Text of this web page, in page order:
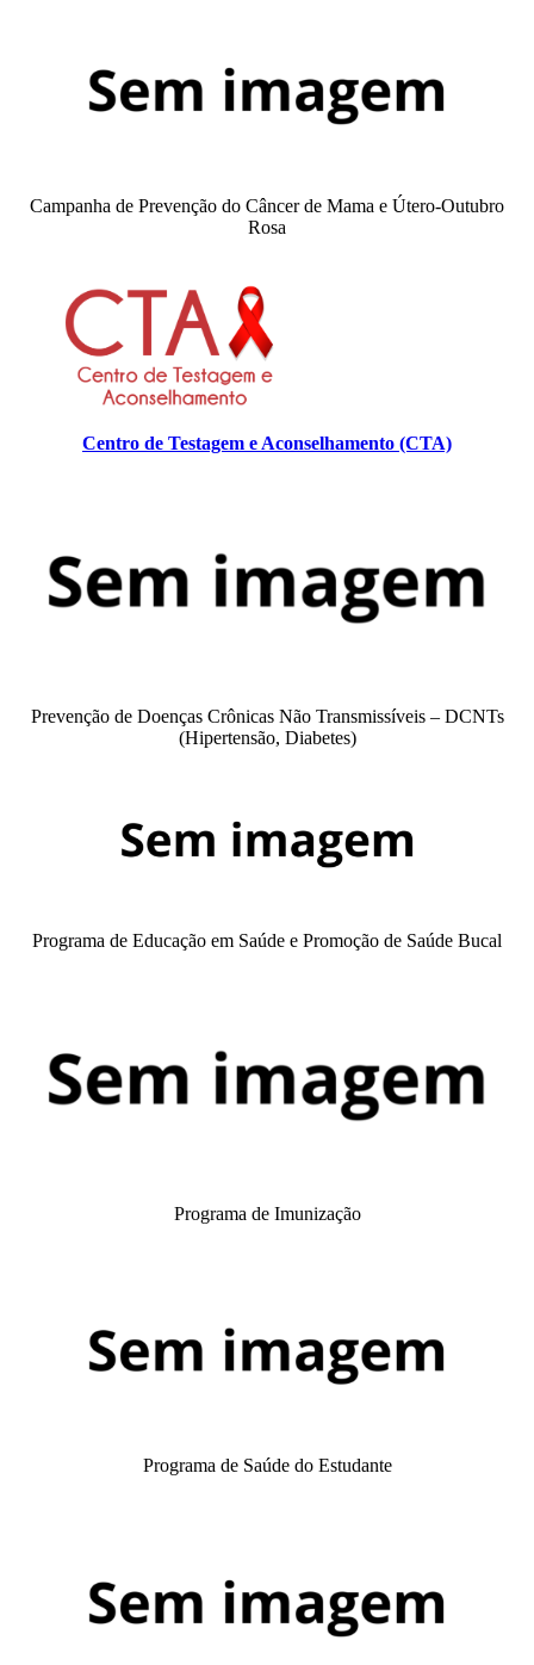
Campanha de Prevenção do Câncer de Mama e Útero-Outubro
Rosa
Centro de Testagem e Aconselhamento (CTA)
Prevenção de Doenças Crônicas Não Transmissíveis – DCNTs
(Hipertensão, Diabetes)
Programa de Educação em Saúde e Promoção de Saúde Bucal
Programa de Imunização
Programa de Saúde do Estudante